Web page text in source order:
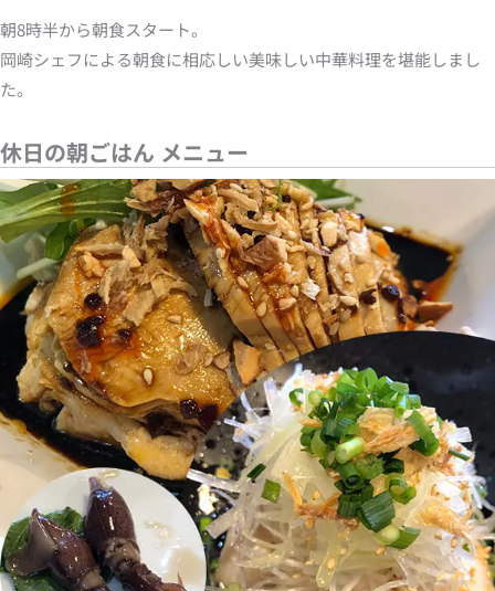
朝8時半から朝食スタート。
岡崎シェフによる朝食に相応しい美味しい中華料理を堪能しまし
た。
休日の朝ごはん メニュー